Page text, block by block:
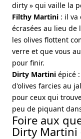
dirty » qui vaille la
Filthy Martini : il va
écrasées au lieu
les olives flottent
verre et que vous
pour finir.
Dirty Martini épicé
d'olives farcies au
pour ceux qui
peu de piquant
Foire aux
Dirty